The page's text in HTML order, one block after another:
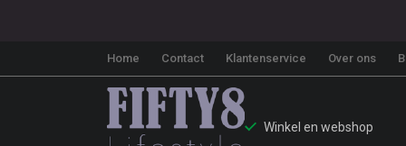
Home Contact Klantenservice Over ons
Winkel en webshop